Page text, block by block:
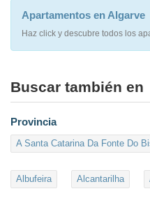
Apartamentos en Algarve
Haz click y descubre todos los
Buscar también en
Provincia
A Santa Catarina Da Fonte Do
Albufeira Alcantarilha